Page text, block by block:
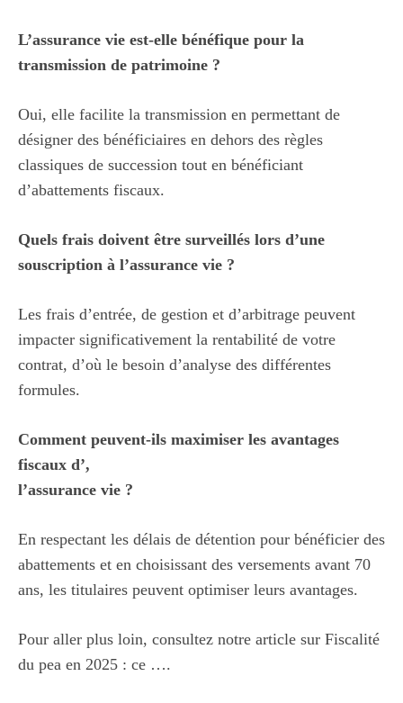
L’assurance vie est-elle bénéfique pour la
transmission de patrimoine ?
Oui, elle facilite la transmission en permettant de
désigner des bénéficiaires en dehors des règles
classiques de succession tout en bénéficiant
d’abattements fiscaux.
Quels frais doivent être surveillés lors d’une
souscription à l’assurance vie ?
Les frais d’entrée, de gestion et d’arbitrage peuvent
impacter significativement la rentabilité de votre
contrat, d’où le besoin d’analyse des différentes
formules.
Comment peuvent-ils maximiser les avantages
fiscaux d’,
l’assurance vie ?
En respectant les délais de détention pour bénéficier des
abattements et en choisissant des versements avant 70
ans, les titulaires peuvent optimiser leurs avantages.
Pour aller plus loin, consultez notre article sur Fiscalité
du pea en 2025 : ce ….